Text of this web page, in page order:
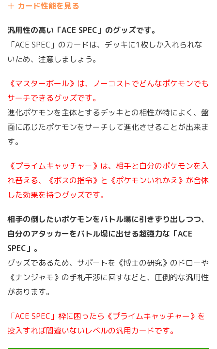
カード性能を見る
汎用性の高い「ACE SPEC」のグッズです。
「ACE SPEC」のカードは、デッキに1枚しか入れられな
いため、注意しましょう。
《マスターボール》は、ノーコストでどんなポケモンでも
サーチできるグッズです。
進化ポケモンを主体とするデッキとの相性が特によく、盤
面に応じたポケモンをサーチして進化させることが出来ま
す。
《プライムキャッチャー》は、相手と自分のポケモンを入
れ替える、《ボスの指令》と《ポケモンいれかえ》が合体
した効果を持つグッズです。
相手の倒したいポケモンをバトル場に引きずり出しつつ、
自分のアタッカーをバトル場に出せる超強力な「ACE
SPEC」。
グッズであるため、サポートを《博士の研究》のドローや
《ナンジャモ》の手札干渉に回すなどと、圧倒的な汎用性
があります。
「ACE SPEC」枠に困ったら《プライムキャッチャー》を
投入すれば間違いないレベルの汎用カードです。